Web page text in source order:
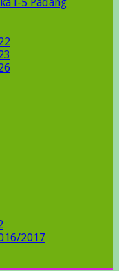
2017